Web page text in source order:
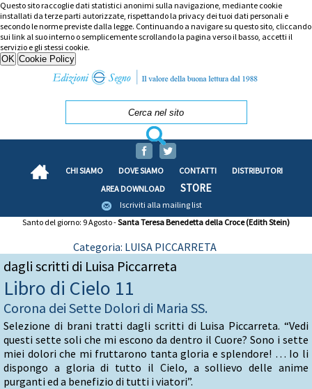
Questo sito raccoglie dati statistici anonimi sulla navigazione, mediante cookie
installati da terze parti autorizzate, rispettando la privacy dei tuoi dati personali e
secondo le norme previste dalla legge. Continuando a navigare su questo sito, cliccando
sui link al suo interno o semplicemente scrollando la pagina verso il basso, accetti il
servizio e gli stessi cookie.
CHI SIAMO DOVE SIAMO CONTATTI
DISTRIBUTORI
AREA DOWNLOAD
STORE
Iscriviti alla mailing list
Santo del giorno: 9 Agosto -Santa Teresa Benedetta della Croce (Edith Stein)
Categoria: LUISA PICCARRETA
dagli scritti di Luisa Piccarreta
Libro di Cielo 11
Corona dei Sette Dolori di Maria SS.
Selezione di brani tratti dagli scritti di Luisa Piccarreta. “Vedi
questi sette soli che mi escono da dentro il Cuore? Sono i sette
miei dolori che mi fruttarono tanta gloria e splendore! … Io li
dispongo a gloria di tutto il Cielo, a sollievo delle anime
purganti ed a benefizio di tutti i viatori”.